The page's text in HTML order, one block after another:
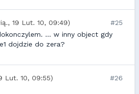
19 Lut. 10, 09:49)
#25
... w inny object gdy
dojdzie do zera?
Lut. 10, 09:55)
#26